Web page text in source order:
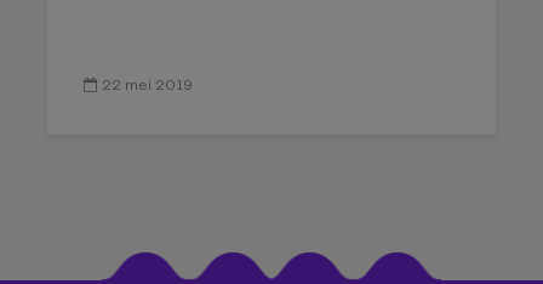
22 mei 2019